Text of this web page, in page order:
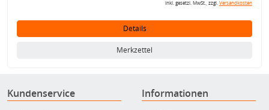
inkl. gesetzl. MwSt., zzgl.Versandkosten
Details
Merkzettel
Kundenservice Informationen